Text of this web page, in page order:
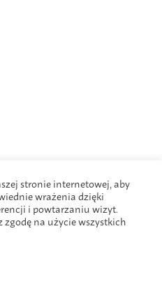
stronie internetowej, aby
wrażenia dzięki
i powtarzaniu wizyt.
zgodę na użycie wszystkich